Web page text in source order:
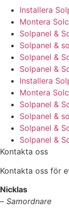
Installera
Montera
Solpanel &
Solpanel &
Solpanel &
Solpanel &
Installera
Montera
Solpanel &
Solpanel &
Solpanel &
Solpanel &
Kontakta oss
Kontakta oss för
Nicklas
– Samordnare